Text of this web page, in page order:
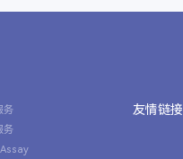
务
务
友情链接